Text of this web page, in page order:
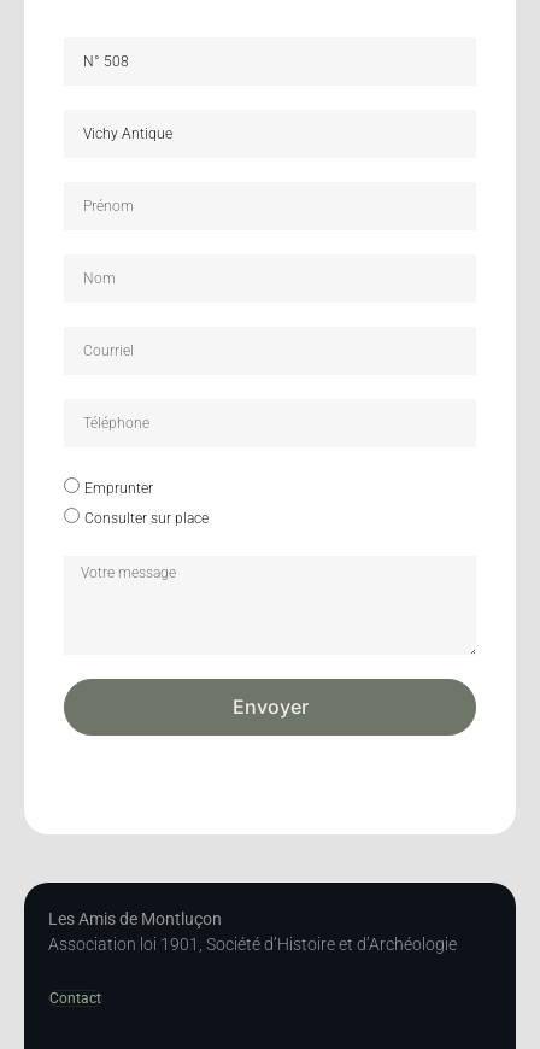
Emprunter
Consulter sur place
Envoyer
Les Amis de Montluçon
Association loi 1901, Société d’Histoire et d’Archéologie
Contact